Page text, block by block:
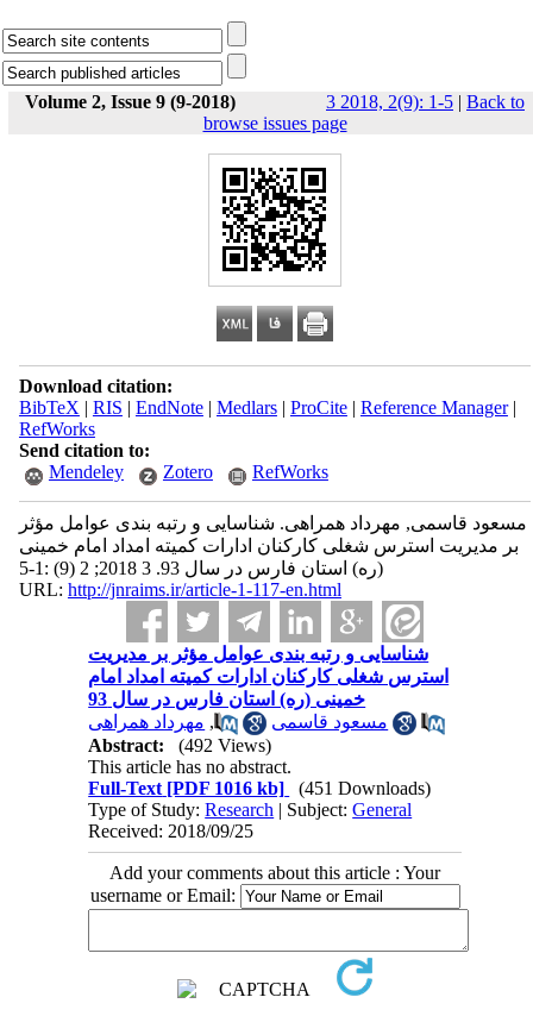
Volume 2, Issue 9 (9-2018) 3 2018, 2(9): 1-5 | Back to
browse issues page
Download citation:
BibTeX | RIS | EndNote| Medlars| ProCite| Reference Manager|
RefWorks
Send citation to:
Mendeley
Zotero RefWorks
مسعود قاسمی, مهرداد همراهی. شناسایی و رتبه بندی عوامل مؤثر
بر مدیریت استرس شغلی کارکنان ادارات کمیته امداد امام خمینی
(ره) استان فارس در سال 93. 3 2018; 2 (9) :1-5
URL: http://jnraims.ir/article-1-117-en.html
شناسایی و رتبه بندی عوامل مؤثر بر مدیریت
استرس شغلی کارکنان ادارات کمیته امداد امام
خمینی (ره) استان فارس در سال 93
مسعود قاسمی
, مهرداد همراهی
Abstract:
(492 Views)
This article has no abstract.
Full-Text [PDF 1016 kb]
(451 Downloads)
Type of Study:Research | Subject:General
Received: 2018/09/25
Add your comments about this article : Your
username or Email: